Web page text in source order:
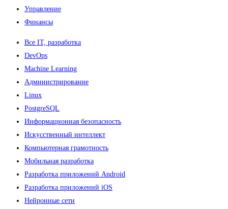
Управление
Финансы
Все IT, разработка
DevOps
Machine Learning
Администрирование
Linux
PostgreSQL
Информационная безопасность
Искусственный интеллект
Компьютерная грамотность
Мобильная разработка
Разработка приложений Android
Разработка приложений iOS
Нейронные сети